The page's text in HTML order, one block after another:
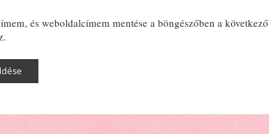
és weboldalcímem mentése a böngészőben a következő